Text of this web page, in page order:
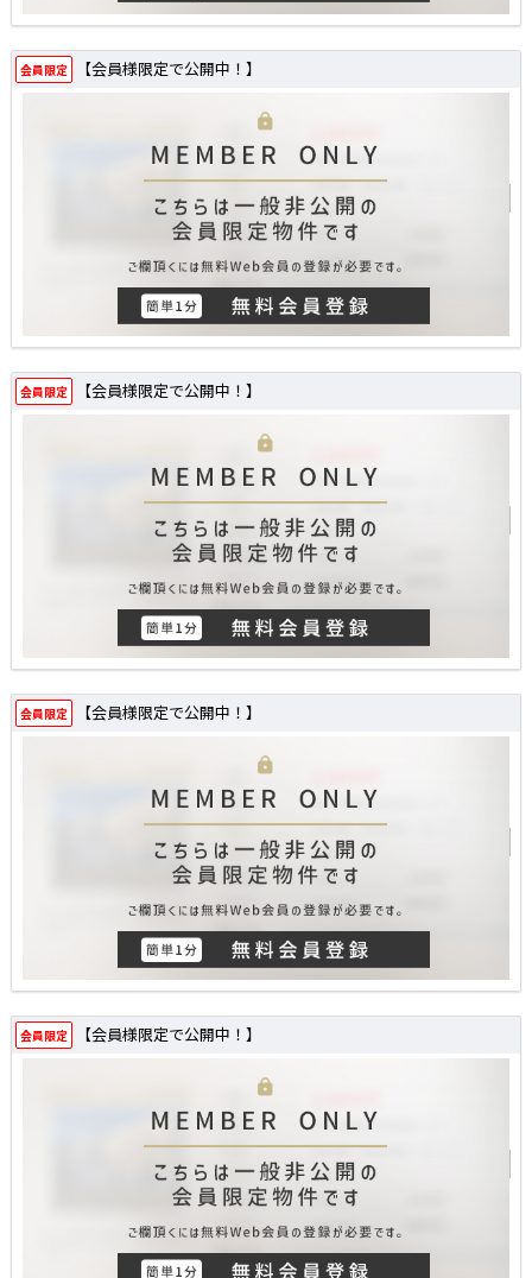
会員限定 【会員様限定で公開中！】
会員限定 【会員様限定で公開中！】
会員限定 【会員様限定で公開中！】
会員限定 【会員様限定で公開中！】